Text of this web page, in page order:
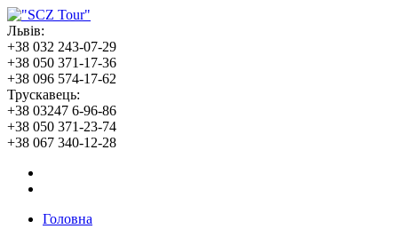
Львів:
+38 032 243-07-29
+38 050 371-17-36
+38 096 574-17-62
Трускавець:
+38 03247 6-96-86
+38 050 371-23-74
+38 067 340-12-28
Головна